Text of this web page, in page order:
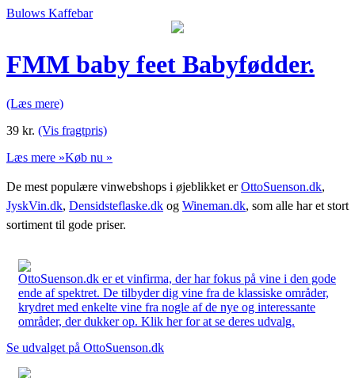
Bulows Kaffebar
FMM baby feet Babyfødder.
(Læs mere)
39 kr. (Vis fragtpris)
Læs mere »Køb nu »
De mest populære vinwebshops i øjeblikket erOttoSuenson.dk,
JyskVin.dk, Densidsteflaske.dk og Wineman.dk, som alle har et stort
sortiment til gode priser.
OttoSuenson.dk er et vinfirma, der har fokus på vine i den gode
ende af spektret. De tilbyder dig vine fra de klassiske områder,
krydret med enkelte vine fra nogle af de nye og interessante
områder, der dukker op. Klik her for at se deres udvalg.
Se udvalget på OttoSuenson.dk